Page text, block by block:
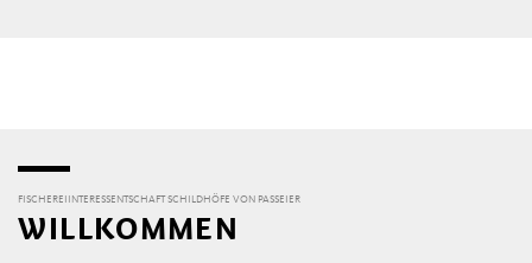
FISCHEREIINTERESSENTSCHAFT SCHILDHÖFE VON PASSEIER
WILLKOMMEN